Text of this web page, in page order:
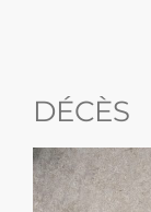
DÉCÈS